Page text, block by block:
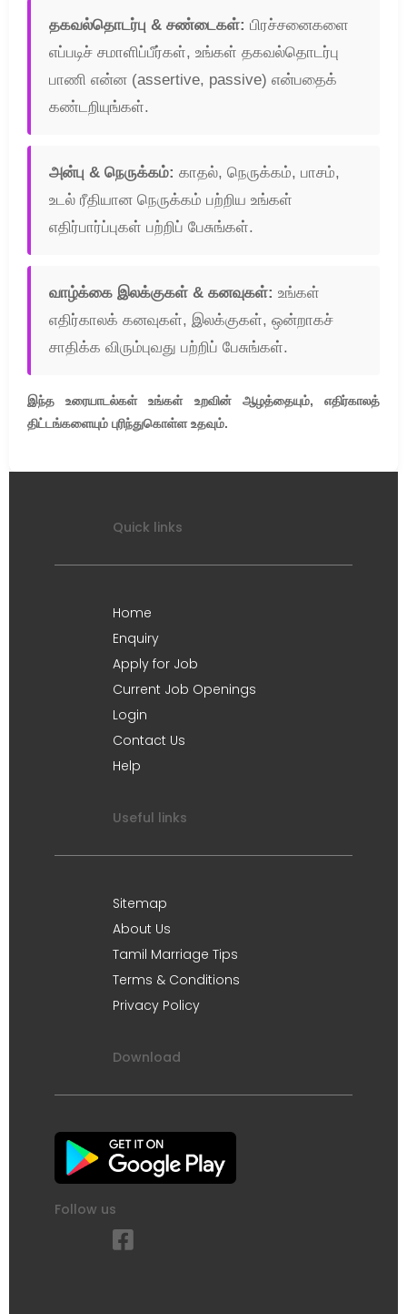
தகவல்தொடர்பு & சண்டைகள்: பிரச்சனைகளை
எப்படிச் சமாளிப்பீர்கள், உங்கள் தகவல்தொடர்பு
பாணி என்ன (assertive, passive) என்பதைக்
கண்டறியுங்கள்.
அன்பு & நெருக்கம்: காதல், நெருக்கம், பாசம்,
உடல் ரீதியான நெருக்கம் பற்றிய உங்கள்
எதிர்பார்ப்புகள் பற்றிப் பேசுங்கள்.
வாழ்க்கை இலக்குகள் & கனவுகள்: உங்கள்
எதிர்காலக் கனவுகள், இலக்குகள், ஒன்றாகச்
சாதிக்க விரும்புவது பற்றிப் பேசுங்கள்.
இந்த உரையாடல்கள் உங்கள் உறவின் ஆழத்தையும், எதிர்காலத்
திட்டங்களையும் புரிந்துகொள்ள உதவும்.
Quick links
Home
Enquiry
Apply for Job
Current Job Openings
Login
Contact Us
Help
Useful links
Sitemap
About Us
Tamil Marriage Tips
Terms & Conditions
Privacy Policy
Download
Follow us